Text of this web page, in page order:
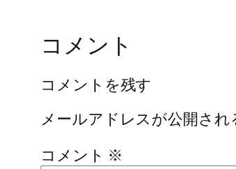
コメント
コメントを残す
メールアドレスが公開され
コメント ※